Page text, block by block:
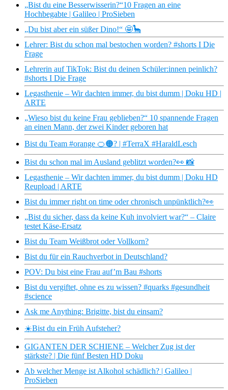
„Bist du eine Besserwisserin?“10 Fragen an eine
Hochbegabte | Galileo | ProSieben
„Du bist aber ein süßer Dino!“ 🤩🦕
Lehrer: Bist du schon mal bestochen worden? #shorts I Die
Frage
Lehrerin auf TikTok: Bist du deinen Schüler:innen peinlich?
#shorts I Die Frage
Legasthenie – Wir dachten immer, du bist dumm | Doku HD |
ARTE
„Wieso bist du keine Frau geblieben?“ 10 spannende Fragen
an einen Mann, der zwei Kinder geboren hat
Bist du Team #orange 🍊🟠? | #TerraX #HaraldLesch
Bist du schon mal im Ausland geblitzt worden?👀 📸
Legasthenie – Wir dachten immer, du bist dumm | Doku HD
Reupload | ARTE
Bist du immer right on time oder chronisch unpünktlich?👀
„Bist du sicher, dass da keine Kuh involviert war?“ – Claire
testet Käse-Ersatz
Bist du Team Weißbrot oder Vollkorn?
Bist du für ein Rauchverbot in Deutschland?
POV: Du bist eine Frau auf’m Bau #shorts
Bist du vergiftet, ohne es zu wissen? #quarks #gesundheit
#science
Ask me Anything: Brigitte, bist du einsam?
☀️Bist du ein Früh Aufsteher?
GIGANTEN DER SCHIENE – Welcher Zug ist der
stärkste? | Die fünf Besten HD Doku
Ab welcher Menge ist Alkohol schädlich? | Galileo |
ProSieben